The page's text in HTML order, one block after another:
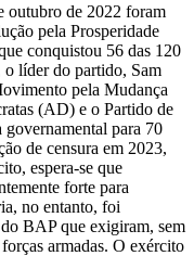
outubro de 2022 foram
pela Prosperidade
conquistou 56 das 120
o líder do partido, Sam
pela Mudança
(AD) e o Partido de
para 70
de censura em 2023,
espera-se que
forte para
no entanto, foi
BAP que exigiram, sem
armadas. O exército